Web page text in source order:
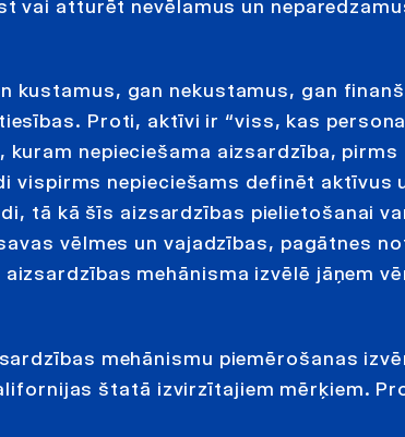
vai atturēt nevēlamus un
kustamus, gan nekustamus, gan
Proti, aktīvi ir “viss, kas
nepieciešama aizsardzība, pirms
vispirms nepieciešams definēt aktīvus
tā kā šīs aizsardzības pielietošanai
vēlmes un vajadzības, pagātnes
mehānisma izvēlē jāņem
mehānismu piemērošanas
štatā izvirzītajiem mērķiem.